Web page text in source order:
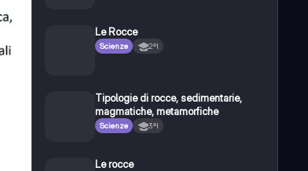
Le Rocce
Scienze 2ªl
Tipologie di rocce, sedimentarie,
magmatiche, metamorfiche
Scienze 3ªl
Le rocce